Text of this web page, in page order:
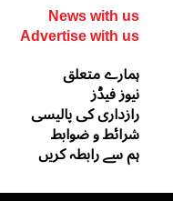
News with us
Advertise with us
ہمارے متعلق
نیوز فیڈز
رازداری کی پالیسی
شرائط و ضوابط
ہم سے رابطہ کریں